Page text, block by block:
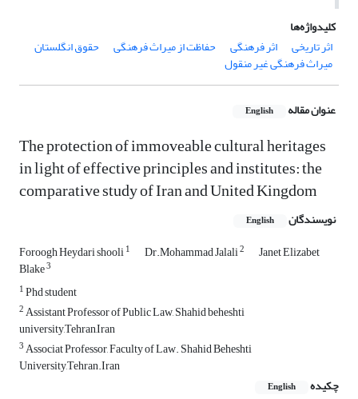
کلیدواژه‌ها
اثر تاریخی
اثر فرهنگی‌ حفاظت از میراث فرهنگی حقوق انگلستان
میراث فرهنگی غیر منقول
عنوان مقاله English
The protection of immoveable cultural heritages
in light of effective principles and institutes: the
comparative study of Iran and United Kingdom
نویسندگان English
Foroogh Heydari shooli1 Dr.Mohammad Jalali2 Janet Elizabet
Blake3
1Phd student
2Assistant Professor of Public Law, Shahid beheshti
university,Tehran,Iran
3Associat Professor, Faculty of Law. Shahid Beheshti
University,Tehran.Iran
چکیده
English